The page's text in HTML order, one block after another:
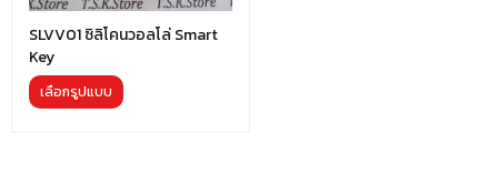
SLVV01 ซิลิโคนวอลโล่ Smart
Key
เลือกรูปแบบ